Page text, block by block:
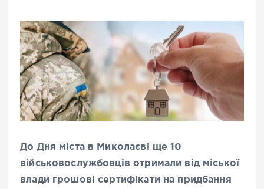
До Дня міста в Миколаєві ще 10
військовослужбовців отримали від міської
влади грошові сертифікати на придбання